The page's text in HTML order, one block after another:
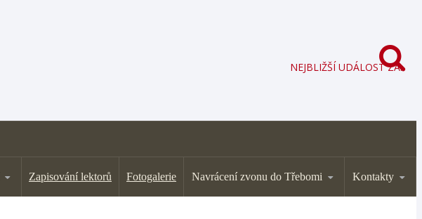
NEJBLIŽŠÍ UDÁLOST ZA:
Zapisování lektorů Fotogalerie Navrácení zvonu do Třebomi Kontakty